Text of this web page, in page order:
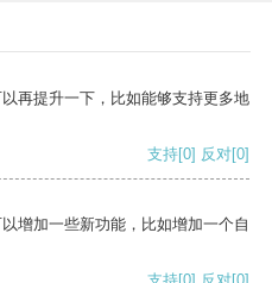
再提升一下，比如能够支持更多地
支持[0] 反对[0]
增加一些新功能，比如增加一个自